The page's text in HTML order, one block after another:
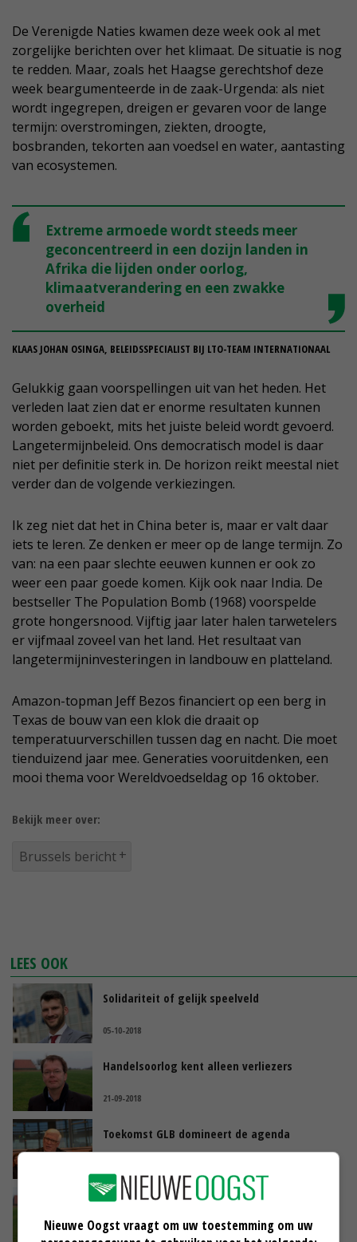
De Verenigde Naties kwamen deze week ook al met
zorgelijke berichten over het klimaat. De situatie is nog
te redden. Maar, zoals het Haagse gerechtshof deze
week beargumenteerde in de zaak-Urgenda: als niet
wordt ingegrepen, dreigen er gevaren voor de lange
termijn: overstromingen, ziekten, droogte,
bosbranden, tekorten aan voedsel en water, aantasting
van ecosystemen.
Extreme armoede wordt steeds meer
geconcentreerd in een dozijn landen in
Afrika die lijden onder oorlog,
klimaatverandering en een zwakke
overheid
KLAAS JOHAN OSINGA, BELEIDSSPECIALIST BIJ LTO-TEAM INTERNATIONAAL
Gelukkig gaan voorspellingen uit van het heden. Het
verleden laat zien dat er enorme resultaten kunnen
worden geboekt, mits het juiste beleid wordt gevoerd.
Langetermijnbeleid. Ons democratisch model is daar
niet per definitie sterk in. De horizon reikt meestal niet
verder dan de volgende verkiezingen.
Ik zeg niet dat het in China beter is, maar er valt daar
iets te leren. Ze denken er meer op de lange termijn. Zo
van: na een paar slechte eeuwen kunnen er ook zo
weer een paar goede komen. Kijk ook naar India. De
bestseller The Population Bomb (1968) voorspelde
grote hongersnood. Vijftig jaar later halen tarwetelers
er vijfmaal zoveel van het land. Het resultaat van
langetermijninvesteringen in landbouw en platteland.
Amazon-topman Jeff Bezos financiert op een berg in
Texas de bouw van een klok die draait op
temperatuurverschillen tussen dag en nacht. Die moet
tienduizend jaar mee. Generaties vooruitdenken, een
mooi thema voor Wereldvoedseldag op 16 oktober.
Bekijk meer over:
Brussels bericht
LEES OOK
Solidariteit of gelijk speelveld
05-10-2018
Handelsoorlog kent alleen verliezers
21-09-2018
Toekomst GLB domineert de agenda
Gelijk hebben en gelijk krijgen in Brussel
17-08-2018
Nieuwe Oogst vraagt om uw toestemming om uw